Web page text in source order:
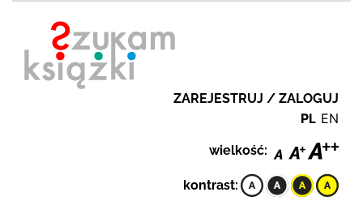
ZAREJESTRUJ / ZALOGUJ
PL EN
wielkość:
kontrast: